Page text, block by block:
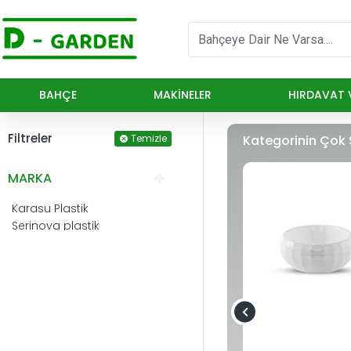
BAHÇE MAKINELER HIRDAVAT
Filtreler Temizle
MARKA
Karasu Plastik
Serinova plastik
Kategorinin Çok